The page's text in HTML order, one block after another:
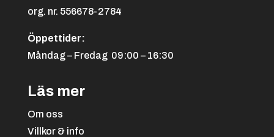
org. nr. 556678-2784
Öppettider:
Måndag – Fredag 09:00 – 16:30
Läs mer
Om oss
Villkor & info